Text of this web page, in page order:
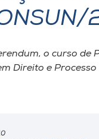
o curso de
Direito e Processo